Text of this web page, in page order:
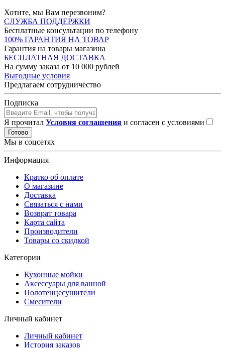
Хотите, мы Вам перезвоним?
СЛУЖБА ПОДДЕРЖКИ
Бесплатные консультации по телефону
100% ГАРАНТИЯ НА ТОВАР
Гарантия на товары магазина
БЕСПЛАТНАЯ ДОСТАВКА
На сумму заказа от 10 000 рублей
Выгодные условия
Предлагаем сотрудничество
Подписка
Я прочитал Условия соглашения и согласен с условиями
Готово
Мы в соцсетях
Информация
Кратко об оплате
О магазине
Доставка
Связаться с нами
Возврат товара
Карта сайта
Производители
Товары со скидкой
Категории
Кухонные мойки
Аксессуары для ванной
Полотенцесушители
Смесители
Личный кабинет
Личный кабинет
История заказов